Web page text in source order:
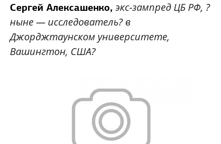
Сергей Алексашенко, экс-зампред ЦБ РФ, ?
ныне — исследователь? в
Джорджтаунском университете,
Вашингтон, США?